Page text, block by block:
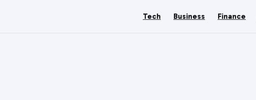
Tech Business Finance